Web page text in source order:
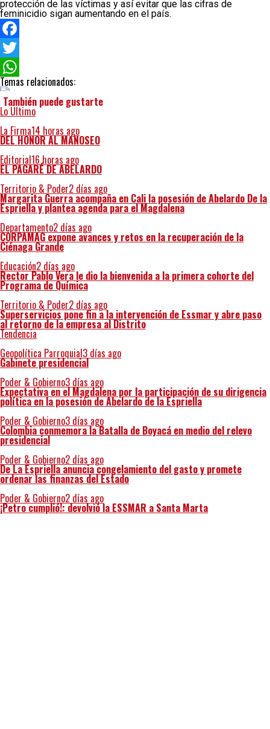
protección de las víctimas y así evitar que las cifras de
feminicidio sigan aumentando en el país.
Facebook
Twitter
WhatsApp
Temas relacionados:
También puede gustarte
Lo Último
La Firma14 horas ago
DEL HONOR AL MANOSEO
Editorial16 horas ago
EL PAGARÉ DE ABELARDO
Territorio & Poder2 días ago
Margarita Guerra acompaña en Cali la posesión de Abelardo De la
Espriella y plantea agenda para el Magdalena
Departamento2 días ago
CORPAMAG expone avances y retos en la recuperación de la
Ciénaga Grande
Educación2 días ago
Rector Pablo Vera le dio la bienvenida a la primera cohorte del
Programa de Química
Territorio & Poder2 días ago
Superservicios pone fin a la intervención de Essmar y abre paso
al retorno de la empresa al Distrito
Tendencia
Geopolítica Parroquial3 días ago
Gabinete presidencial
Poder & Gobierno3 días ago
Expectativa en el Magdalena por la participación de su dirigencia
política en la posesión de Abelardo de la Espriella
Poder & Gobierno3 días ago
Colombia conmemora la Batalla de Boyacá en medio del relevo
presidencial
Poder & Gobierno2 días ago
De La Espriella anuncia congelamiento del gasto y promete
ordenar las finanzas del Estado
Poder & Gobierno2 días ago
¡Petro cumplió!: devolvió la ESSMAR a Santa Marta